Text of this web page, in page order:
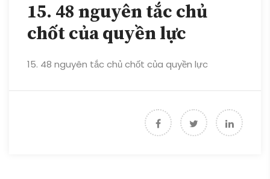
15. 48 nguyên tắc chủ
chốt của quyền lực
15. 48 nguyên tắc chủ chốt của quyền lực